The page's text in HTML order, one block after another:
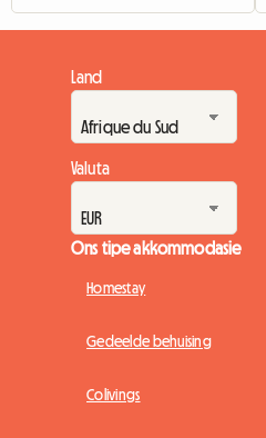
Land
Valuta
Ons tipe akkommodasie
Homestay
Gedeelde behuising
Colivings